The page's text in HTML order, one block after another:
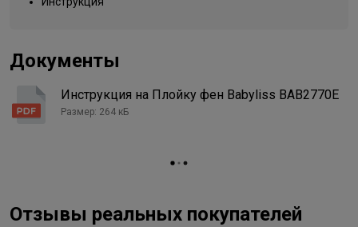
Документы
Инструкция на Плойку фен Babyliss BAB2770E
Размер: 264 кБ
Отзывы реальных покупателей